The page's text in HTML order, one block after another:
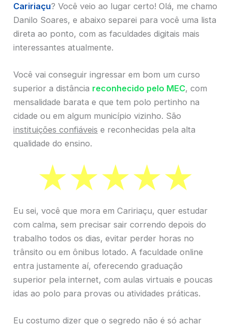
Caririaçu? Você veio ao lugar certo! Olá, me chamo
Danilo Soares, e abaixo separei para você uma lista
direta ao ponto, com as faculdades digitais mais
interessantes atualmente.
Você vai conseguir ingressar em bom um curso
superior a distância reconhecido pelo MEC, com
mensalidade barata e que tem polo pertinho na
cidade ou em algum município vizinho. São
instituições confiáveis e reconhecidas pela alta
qualidade do ensino.
Eu sei, você que mora em Caririaçu, quer estudar
com calma, sem precisar sair correndo depois do
trabalho todos os dias, evitar perder horas no
trânsito ou em ônibus lotado. A faculdade online
entra justamente aí, oferecendo graduação
superior pela internet, com aulas virtuais e poucas
idas ao polo para provas ou atividades práticas.
Eu costumo dizer que o segredo não é só achar